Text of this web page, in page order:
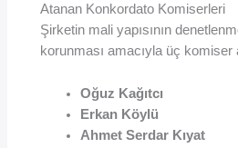
Atanan Konkordato Komiserleri
Şirketin mali yapısının
korunması amacıyla üç komiser
Oğuz Kağıtcı
Erkan Köylü
Ahmet Serdar Kıyat